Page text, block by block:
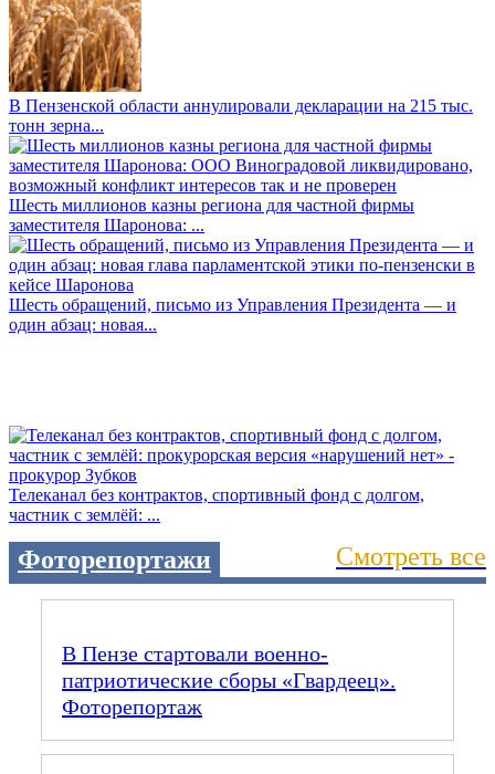
В Пензенской области аннулировали декларации на 215 тыс.
тонн зерна...
Шесть миллионов казны региона для частной фирмы
заместителя Шаронова: ...
Шесть обращений, письмо из Управления Президента — и
один абзац: новая...
Телеканал без контрактов, спортивный фонд с долгом,
частник с землёй: ...
Фоторепортажи Смотреть все
В Пензе стартовали военно-
патриотические сборы «Гвардеец».
Фоторепортаж